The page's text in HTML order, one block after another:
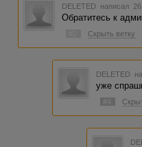
DELETED написал
Обратитесь к
Скрыть ветку
DELETED
уже
#4